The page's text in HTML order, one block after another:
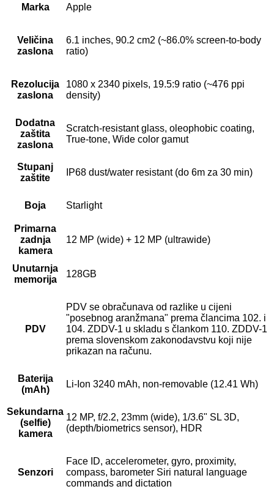
Marka Apple
Veličina
zaslona
6.1 inches, 90.2 cm2 (~86.0% screen-to-body
ratio)
Rezolucija
zaslona
1080 x 2340 pixels, 19.5:9 ratio (~476 ppi
density)
Dodatna
zaštita
zaslona
Scratch-resistant glass, oleophobic coating,
True-tone, Wide color gamut
Stupanj
zaštite
IP68 dust/water resistant (do 6m za 30 min)
Boja Starlight
Primarna
zadnja
kamera
12 MP (wide) + 12 MP (ultrawide)
Unutarnja
memorija
128GB
PDV
PDV se obračunava od razlike u cijeni
"posebnog aranžmana" prema člancima 102. i
104. ZDDV-1 u skladu s člankom 110. ZDDV-1
prema slovenskom zakonodavstvu koji nije
prikazan na računu.
Baterija
(mAh)
Li-Ion 3240 mAh, non-removable (12.41 Wh)
Sekundarna
(selfie)
kamera
12 MP, f/2.2, 23mm (wide), 1/3.6" SL 3D,
(depth/biometrics sensor), HDR
Senzori
Face ID, accelerometer, gyro, proximity,
compass, barometer Siri natural language
commands and dictation